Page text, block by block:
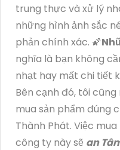
trung thực và xử lý
những hình ảnh sắc
phản chính xác. 🌠
nghĩa là bạn không
nhạt hay mất chi tiết
Bên cạnh đó, tôi
mua sản phẩm đúng
Thành Phát. Việc
công ty này sẽ an